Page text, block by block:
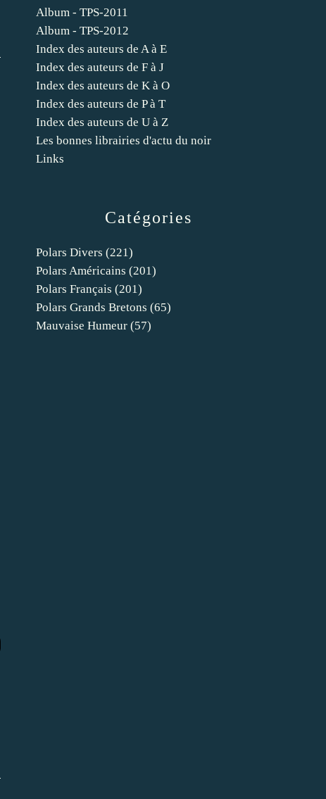
Catégories
Polars Divers (221)
Polars Américains (201)
Polars Français (201)
Polars Grands Bretons (65)
Mauvaise Humeur (57)
Album - TPS-2011
Album - TPS-2012
Index des auteurs de A à E
Index des auteurs de F à J
Index des auteurs de K à O
Index des auteurs de P à T
Index des auteurs de U à Z
Les bonnes librairies d'actu du noir
Links